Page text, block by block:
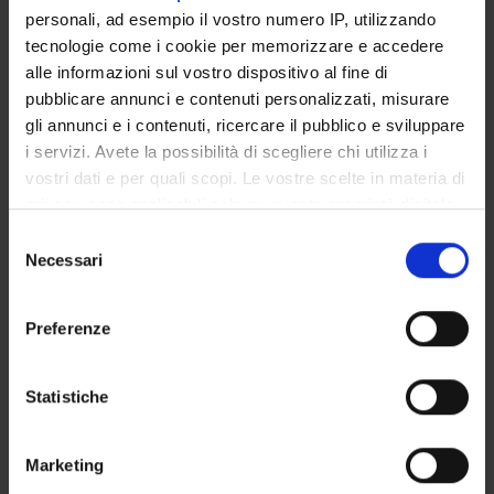
personali, ad esempio il vostro numero IP, utilizzando
tecnologie come i cookie per memorizzare e accedere
alle informazioni sul vostro dispositivo al fine di
pubblicare annunci e contenuti personalizzati, misurare
gli annunci e i contenuti, ricercare il pubblico e sviluppare
i servizi. Avete la possibilità di scegliere chi utilizza i
vostri dati e per quali scopi. Le vostre scelte in materia di
privacy sono applicabili solo su questa proprietà digitale
modificare o revocare il proprio consenso in qualsiasi
momento dalla Dichiarazione sui cookie o facendo clic
raccogliere informazioni sulla tua posizione
geografica, con un'approssimazione di qualche
Identificare il tuo dispositivo, scansionandolo
delNecessari
Preferenze
Statistiche
Marketing
Vedasi sito:fontes.univr.it/il-centro-studi/